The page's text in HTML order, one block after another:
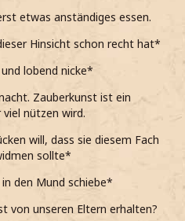
etwas anständiges essen.
Hinsicht schon recht hat*
lobend nicke*
Zauberkunst ist ein
nützen wird.
will, dass sie diesem Fach
sollte*
den Mund schiebe*
von unseren Eltern erhalten?